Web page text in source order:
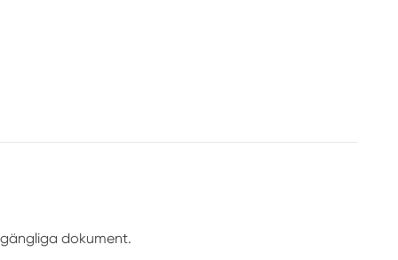
dokument.